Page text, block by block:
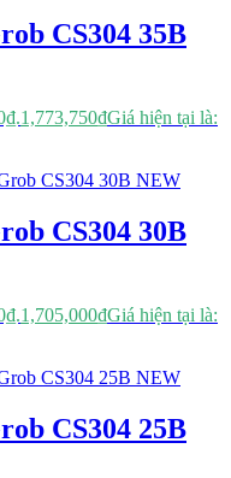
CS304 35B
1,773,750₫Giá hiện tại là:
CS304 30B
1,705,000₫Giá hiện tại là:
CS304 25B